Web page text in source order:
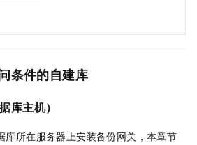
条件的自建库
库主机）
库所在服务器上安装备份网关，本章节